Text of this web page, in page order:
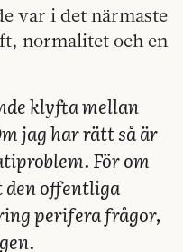
var i det närmaste
normalitet och en
klyfta mellan
jag har rätt så är
För om
offentliga
perifera frågor,